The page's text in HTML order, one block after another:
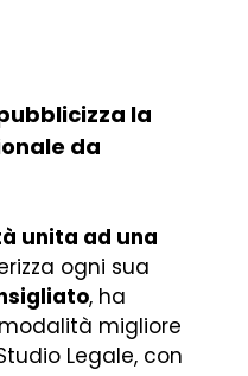
la
da
unita ad una
ogni sua
, ha
migliore
Legale, con